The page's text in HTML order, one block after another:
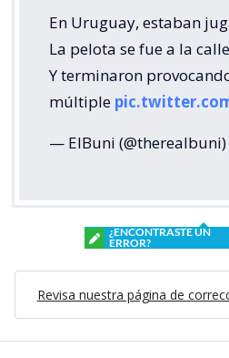
En Uruguay, estaban
La pelota se fue a la calle
Y terminaron
múltiple
— ElBuni (@therealbuni)
¿ENCONTRASTE UN
ERROR?
Revisa nuestra página de